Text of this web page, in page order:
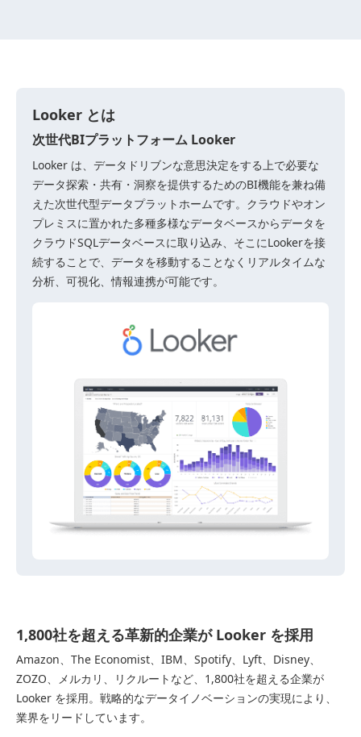
Looker とは
次世代BIプラットフォーム Looker
Looker は、データドリブンな意思決定をする上で必要な
データ探索・共有・洞察を提供するためのBI機能を兼ね備
えた次世代型データプラットホームです。クラウドやオン
プレミスに置かれた多種多様なデータベースからデータを
クラウドSQLデータベースに取り込み、そこにLookerを接
続することで、データを移動することなくリアルタイムな
分析、可視化、情報連携が可能です。
1,800社を超える革新的企業が Looker を採用
Amazon、The Economist、IBM、Spotify、Lyft、Disney、
ZOZO、メルカリ、リクルートなど、1,800社を超える企業が
Looker を採用。戦略的なデータイノベーションの実現により、
業界をリードしています。